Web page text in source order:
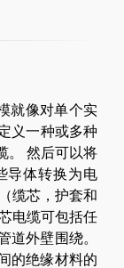
就像对单个实
义一种或多种
。 然后可以将
导体转换为电
缆芯，护套和
电缆可包括任
道外壁围绕。
的绝缘材料的